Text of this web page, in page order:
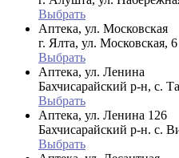
Выбрать
Аптека, ул. Московская
г. Ялта, ул. Московская, 6
Выбрать
Аптека, ул. Ленина
Бахчисарайский р-н, с.
Выбрать
Аптека, ул. Ленина 126
Бахчисарайский р-н. с.
Выбрать